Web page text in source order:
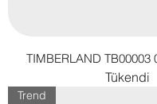
TIMBERLAND TB00003
Tükendi
Trend